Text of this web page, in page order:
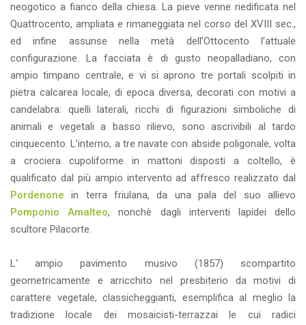
neogotico a fianco della chiesa. La pieve venne riedificata nel
Quattrocento, ampliata e rimaneggiata nel corso del XVIII sec.,
ed infine assunse nella metà dell’Ottocento l’attuale
configurazione. La facciata è di gusto neopalladiano, con
ampio timpano centrale, e vi si aprono tre portali scolpiti in
pietra calcarea locale, di epoca diversa, decorati con motivi a
candelabra: quelli laterali, ricchi di figurazioni simboliche di
animali e vegetali a basso rilievo, sono ascrivibili al tardo
cinquecento. L’interno, a tre navate con abside poligonale, volta
a crociera cupoliforme in mattoni disposti a coltello, è
qualificato dal più ampio intervento ad affresco realizzato dal
Pordenone in terra friulana, da una pala del suo allievo
Pomponio Amalteo, nonchè dagli interventi lapidei dello
scultore Pilacorte.
L‘ ampio pavimento musivo (1857) scompartito
geometricamente e arricchito nel presbiterio da motivi di
carattere vegetale, classicheggianti, esemplifica al meglio la
tradizione locale dei mosaicisti-terrazzai le cui radici